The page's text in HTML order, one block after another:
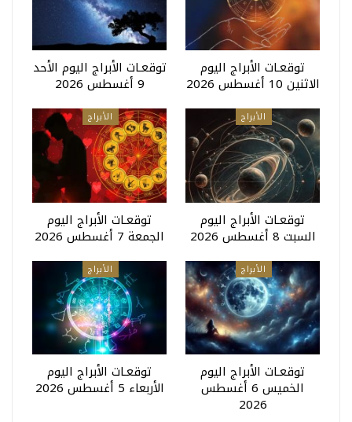
توقعـات الأبراج اليوم
الاثنين 10 أغسطس 2026
توقعـات الأبراج اليوم الأحد
9 أغسطس 2026
الأبراج
توقعـات الأبراج اليوم
السبت 8 أغسطس 2026
الأبراج
توقعـات الأبراج اليوم
الجمعة 7 أغسطس 2026
الأبراج
توقعـات الأبراج اليوم
الخميس 6 أغسطس
2026
الأبراج
توقعـات الأبراج اليوم
الأربعاء 5 أغسطس 2026